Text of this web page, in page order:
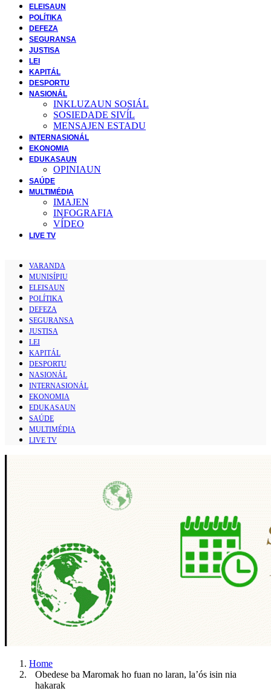
ELEISAUN
POLÍTIKA
DEFEZA
SEGURANSA
JUSTISA
LEI
KAPITÁL
DESPORTU
NASIONÁL
INKLUZAUN SOSIÁL
SOSIEDADE SIVĺL
MENSAJEN ESTADU
INTERNASIONÁL
EKONOMIA
EDUKASAUN
OPINIAUN
SAÚDE
MULTIMÉDIA
IMAJEN
INFOGRAFIA
VÍDEO
LIVE TV
VARANDA
MUNISÍPIU
ELEISAUN
POLÍTIKA
DEFEZA
SEGURANSA
JUSTISA
LEI
KAPITÁL
DESPORTU
NASIONÁL
INTERNASIONÁL
EKONOMIA
EDUKASAUN
SAÚDE
MULTIMÉDIA
LIVE TV
Home
Obedese ba Maromak ho fuan no laran, la’ós isin nia
hakarak